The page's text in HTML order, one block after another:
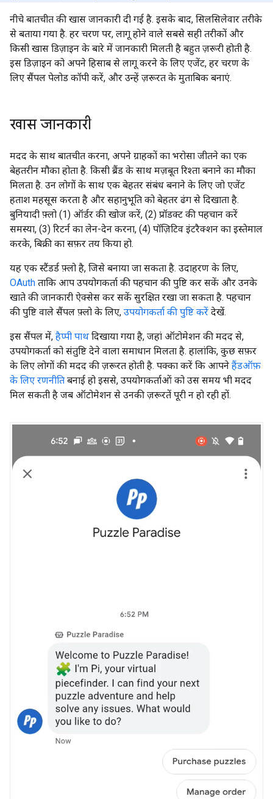
नीचे बातचीत की खास जानकारी दी गई है. इसके बाद, सिलसिलेवार तरीके
से बताया गया है. हर चरण पर, लागू होने वाले सबसे सही तरीकों और
किसी खास डिज़ाइन के बारे में जानकारी मिलती है बहुत ज़रूरी होती है.
इस डिज़ाइन को अपने हिसाब से लागू करने के लिए एजेंट, हर चरण के
लिए सैंपल पेलोड कॉपी करें, और उन्हें ज़रूरत के मुताबिक बनाएं.
खास जानकारी
मदद के साथ बातचीत करना, अपने ग्राहकों का भरोसा जीतने का एक
बेहतरीन मौका होता है. किसी ब्रैंड के साथ मज़बूत रिश्ता बनाने का मौका
मिलता है. उन लोगों के साथ एक बेहतर संबंध बनाने के लिए जो एजेंट
हताश महसूस करता है और सहानुभूति को बेहतर ढंग से दिखाता है.
बुनियादी फ़्लो (1) ऑर्डर की खोज करें, (2) प्रॉडक्ट की पहचान करें
समस्या, (3) रिटर्न का लेन-देन करना, (4) पॉज़िटिव इंटरैक्शन का इस्तेमाल
करके, बिक्री का सफ़र तय किया हो.
यह एक स्टैंडर्ड फ़्लो है, जिसे बनाया जा सकता है. उदाहरण के लिए,
OAuth ताकि आप उपयोगकर्ता की पहचान की पुष्टि कर सकें और उनके
खाते की जानकारी ऐक्सेस कर सकें सुरक्षित रखा जा सकता है. पहचान
की पुष्टि वाले सैंपल फ़्लो के लिए, उपयोगकर्ता की पुष्टि करें देखें.
इस सैंपल में, हैप्पी पाथ दिखाया गया है, जहां ऑटोमेशन की मदद से,
उपयोगकर्ता को संतुष्टि देने वाला समाधान मिलता है. हालांकि, कुछ सफ़र
के लिए लोगों की मदद की ज़रूरत होती है. पक्का करें कि आपने हैंडऑफ़
के लिए रणनीति बनाई हो इससे, उपयोगकर्ताओं को उस समय भी मदद
मिल सकती है जब ऑटोमेशन से उनकी ज़रूरतें पूरी न हो रही हों.